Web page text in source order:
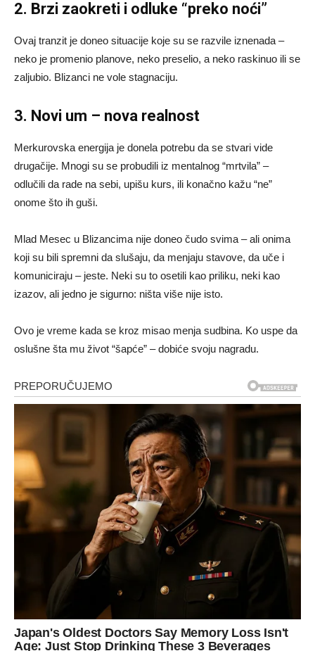
2. Brzi zaokreti i odluke “preko noći”
Ovaj tranzit je doneo situacije koje su se razvile iznenada –
neko je promenio planove, neko preselio, a neko raskinuo ili se
zaljubio. Blizanci ne vole stagnaciju.
3. Novi um – nova realnost
Merkurovska energija je donela potrebu da se stvari vide
drugačije. Mnogi su se probudili iz mentalnog “mrtvila” –
odlučili da rade na sebi, upišu kurs, ili konačno kažu “ne”
onome što ih guši.
Mlad Mesec u Blizancima nije doneo čudo svima – ali onima
koji su bili spremni da slušaju, da menjaju stavove, da uče i
komuniciraju – jeste. Neki su to osetili kao priliku, neki kao
izazov, ali jedno je sigurno: ništa više nije isto.
Ovo je vreme kada se kroz misao menja sudbina. Ko uspe da
oslušne šta mu život “šapće” – dobiće svoju nagradu.